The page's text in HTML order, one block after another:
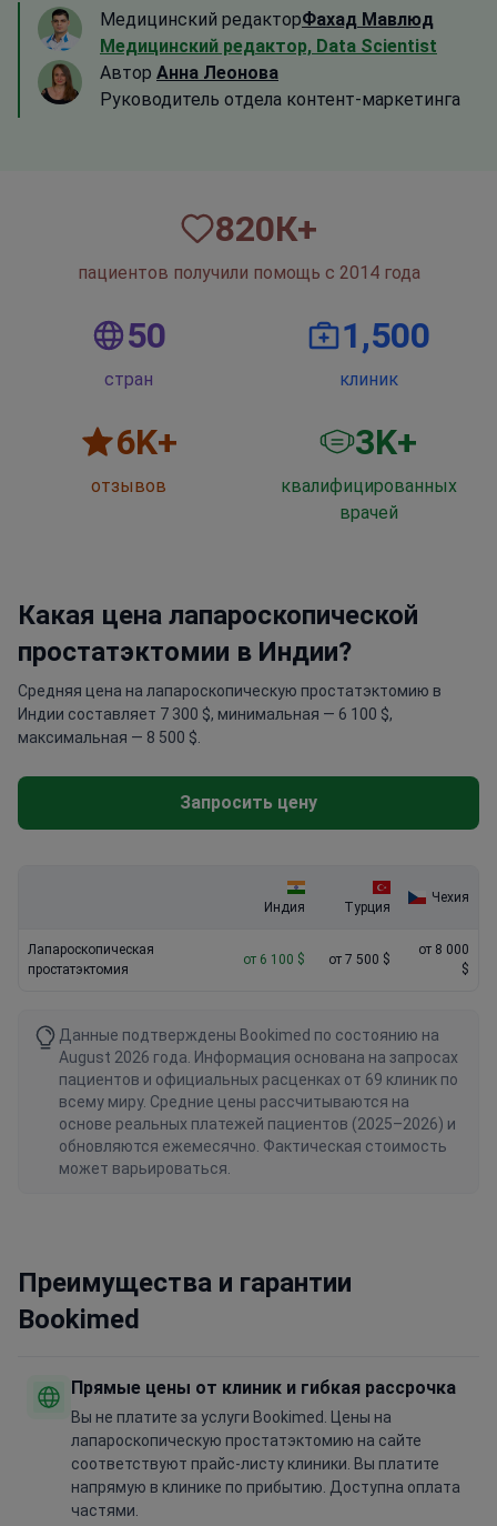
Медицинский редакторФахад Мавлюд
Медицинский редактор, Data Scientist
Автор Анна Леонова
Руководитель отдела контент-маркетинга
820К+
пациентов получили помощь с 2014 года
50
стран
1,500
клиник
6K+
отзывов
3K+
квалифицированных
врачей
Какая цена лапароскопической
простатэктомии в Индии?
Средняя цена на лапароскопическую простатэктомию в
Индии составляет 7 300 $, минимальная — 6 100 $,
максимальная — 8 500 $.
Запросить цену
Индия Турция
Чехия
Лапароскопическая
простатэктомия
от 6 100 $ от 7 500 $
от 8 000
$
Данные подтверждены Bookimed по состоянию на
August 2026 года. Информация основана на запросах
пациентов и официальных расценках от 69 клиник по
всему миру. Средние цены рассчитываются на
основе реальных платежей пациентов (2025–2026) и
обновляются ежемесячно. Фактическая стоимость
может варьироваться.
Преимущества и гарантии
Bookimed
Прямые цены от клиник и гибкая рассрочка
Вы не платите за услуги Bookimed. Цены на
лапароскопическую простатэктомию на сайте
соответствуют прайс-листу клиники. Вы платите
напрямую в клинике по прибытию. Доступна оплата
частями.